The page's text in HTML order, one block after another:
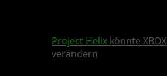
Project Helix könnte
verändern